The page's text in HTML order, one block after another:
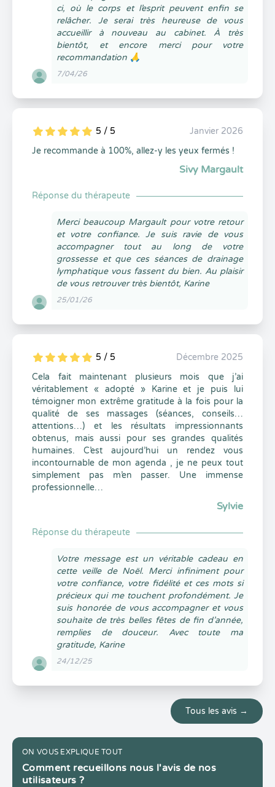
ci, où le corps et l’esprit peuvent enfin se
relâcher. Je serai très heureuse de vous
accueillir à nouveau au cabinet. À très
bientôt, et encore merci pour votre
recommandation 🙏
7/04/26
5
1
5
0 5 / 5
Janvier 2026
Je recommande à 100%, allez-y les yeux fermés !
Sivy Margault
Réponse du thérapeute
Merci beaucoup Margault pour votre retour
et votre confiance. Je suis ravie de vous
accompagner tout au long de votre
grossesse et que ces séances de drainage
lymphatique vous fassent du bien. Au plaisir
de vous retrouver très bientôt, Karine
25/01/26
5
1
5
0 5 / 5
Décembre 2025
Cela fait maintenant plusieurs mois que j’ai
véritablement « adopté » Karine et je puis lui
témoigner mon extrême gratitude à la fois pour la
qualité de ses massages (séances, conseils…
attentions…) et les résultats impressionnants
obtenus, mais aussi pour ses grandes qualités
humaines. C’est aujourd’hui un rendez vous
incontournable de mon agenda , je ne peux tout
simplement pas m’en passer. Une immense
professionnelle…
Sylvie
Réponse du thérapeute
Votre message est un véritable cadeau en
cette veille de Noël. Merci infiniment pour
votre confiance, votre fidélité et ces mots si
précieux qui me touchent profondément. Je
suis honorée de vous accompagner et vous
souhaite de très belles fêtes de fin d’année,
remplies de douceur. Avec toute ma
gratitude, Karine
24/12/25
Tous les avis →
ON VOUS EXPLIQUE TOUT
Comment recueillons nous l'avis de nos
utilisateurs ?